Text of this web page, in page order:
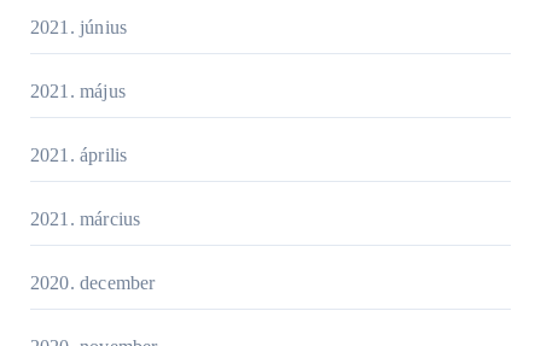
2021. június
2021. május
2021. április
2021. március
2020. december